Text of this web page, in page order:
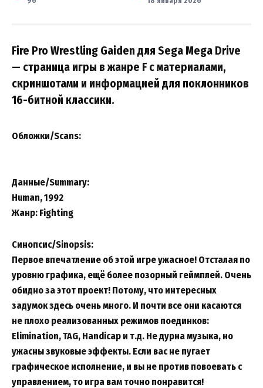
Fire Pro Wrestling Gaiden для Sega Mega Drive
— страница игры в жанре F с материалами,
скриншотами и информацией для поклонников
16-битной классики.
Обложки/Scans:
Данные/Summary:
Human, 1992
Жанр: Fighting
Синопсис/Sinopsis:
Первое впечатление об этой игре ужасное! Отсталая по
уровню графика, ещё более позорный геймплей. Очень
обидно за этот проект! Потому, что интересных
задумок здесь очень много. И почти все они касаются
не плохо реализованных режимов поединков:
Elimination, TAG, Handicap и т.д. Не дурна музыка, но
ужасны звуковые эффекты. Если вас не пугает
графическое исполнение, и вы не против повоевать с
управлением, то игра вам точно понравится!